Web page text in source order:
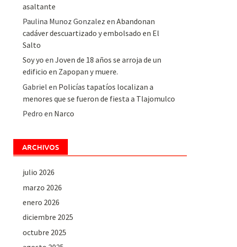
asaltante
Paulina Munoz Gonzalez en Abandonan
cadáver descuartizado y embolsado en El
Salto
Soy yo en Joven de 18 años se arroja de un
edificio en Zapopan y muere.
Gabriel en Policías tapatíos localizan a
menores que se fueron de fiesta a Tlajomulco
Pedro en Narco
ARCHIVOS
julio 2026
marzo 2026
enero 2026
diciembre 2025
octubre 2025